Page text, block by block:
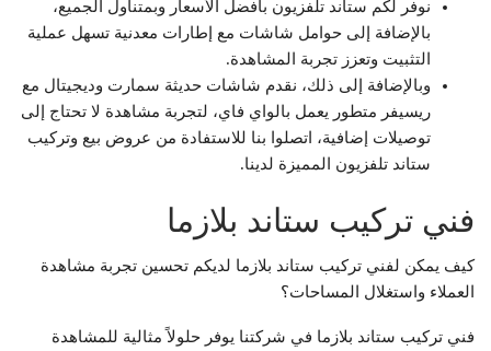
نوفر لكم ستاند تلفزيون بأفضل الأسعار وبمتناول الجميع،
بالإضافة إلى حوامل شاشات مع إطارات معدنية تسهل عملية
التثبيت وتعزز تجربة المشاهدة.
وبالإضافة إلى ذلك، نقدم شاشات حديثة سمارت وديجيتال مع
ريسيفر متطور يعمل بالواي فاي، لتجربة مشاهدة لا تحتاج إلى
توصيلات إضافية، اتصلوا بنا للاستفادة من عروض بيع وتركيب
ستاند تلفزيون المميزة لدينا.
فني تركيب ستاند بلازما
كيف يمكن لفني تركيب ستاند بلازما لديكم تحسين تجربة مشاهدة
العملاء واستغلال المساحات؟
فني تركيب ستاند بلازما في شركتنا يوفر حلولاً مثالية للمشاهدة